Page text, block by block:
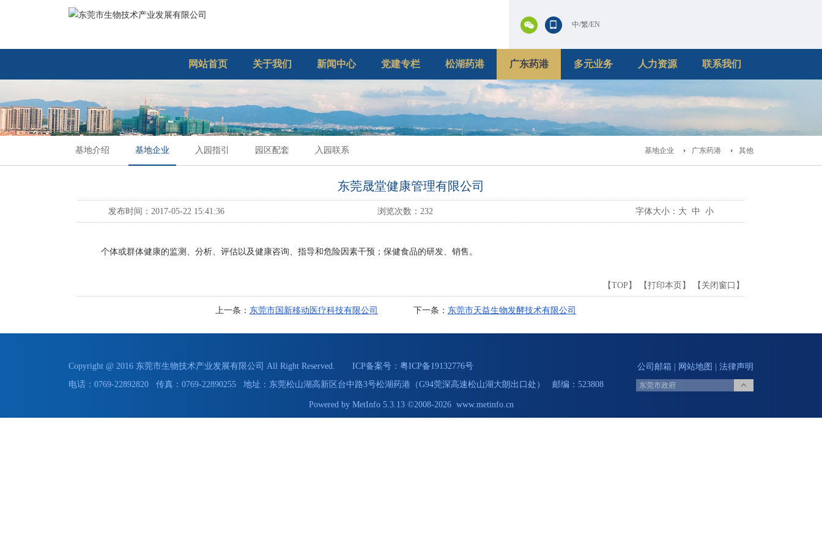
中/繁/EN
网站首页 关于我们 新闻中心 党建专栏 松湖药港 广东药港 多元业务 人力资源 联系我们
基地介绍 基地企业 入园指引 园区配套 入园联系 基地企业 广东药港 其他
东莞晟堂健康管理有限公司
发布时间：2017-05-22 15:41:36 浏览次数： 232 字体大小： 大 中 小
个体或群体健康的监测、分析、评估以及健康咨询、指导和危险因素干预；保健食品的研发、销售。
【TOP 】 【打印本页 】 【 关闭窗口 】
上一条： 东莞市国新移动医疗科技有限公司 下一条： 东莞市天益生物发酵技术有限公司
Copyright @ 2016 东莞市生物技术产业发展有限公司 All Right Reserved. ICP备案号： 粤ICP备19132776号
电话：0769-22892820 传真：0769-22890255 地址：东莞松山湖高新区台中路3号松湖药港（G94莞深高速松山湖大朗出口处） 邮编：523808
公司邮箱 网站地图 法律声明
Powered by MetInfo 5.3.13©2008-2026 www.metinfo.cn